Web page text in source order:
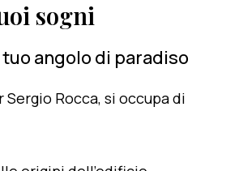
sogni
angolo di paradiso
Rocca, si occupa di